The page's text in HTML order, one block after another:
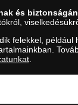
és
felekkel, például